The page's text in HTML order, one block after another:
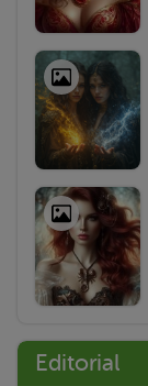
Editorial